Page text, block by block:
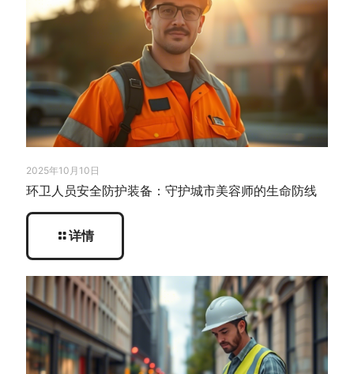
2025年10月10日
环卫人员安全防护装备：守护城市美容师的生命防线
详情